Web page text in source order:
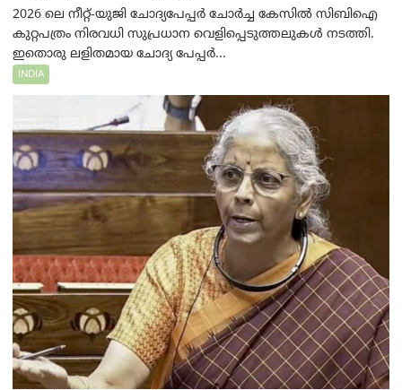
2026 ലെ നീറ്റ്-യുജി ചോദ്യപേപ്പർ ചോർച്ച കേസിൽ സിബിഐ
കുറ്റപത്രം നിരവധി സുപ്രധാന വെളിപ്പെടുത്തലുകൾ നടത്തി.
ഇതൊരു ലളിതമായ ചോദ്യ പേപ്പർ...
INDIA